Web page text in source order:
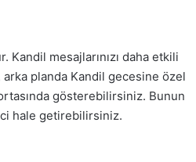
mesajlarınızı daha etkili
planda Kandil gecesine özel
gösterebilirsiniz. Bunun
hale getirebilirsiniz.